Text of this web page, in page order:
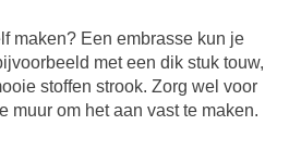
maken? Een embrasse kun je
met een dik stuk touw,
stoffen strook. Zorg wel voor
muur om het aan vast te maken.